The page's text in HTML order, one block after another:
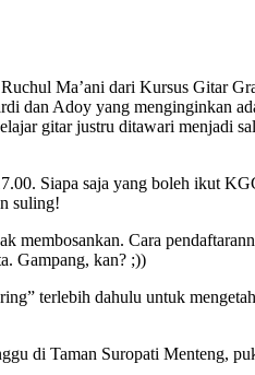
Ma’ani dari Kursus Gitar
dan Adoy yang menginginkan
gitar justru ditawari menjadi
Siapa saja yang boleh ikut
suling!
membosankan. Cara
Gampang, kan? ;))
terlebih dahulu untuk
di Taman Suropati Menteng,